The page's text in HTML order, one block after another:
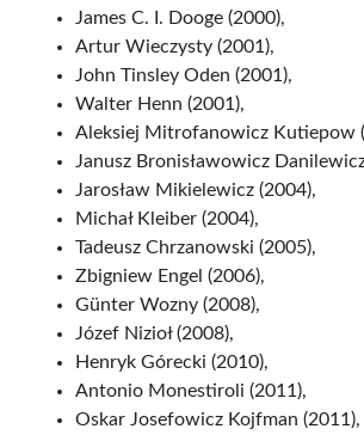
James C. I. Dooge (2000),
Artur Wieczysty (2001),
John Tinsley Oden (2001),
Walter Henn (2001),
Aleksiej Mitrofanowicz Kutiepow
Janusz Bronisławowicz
Jarosław Mikielewicz (2004),
Michał Kleiber (2004),
Tadeusz Chrzanowski (2005),
Zbigniew Engel (2006),
Günter Wozny (2008),
Józef Nizioł (2008),
Henryk Górecki (2010),
Antonio Monestiroli (2011),
Oskar Josefowicz Kojfman (2011),